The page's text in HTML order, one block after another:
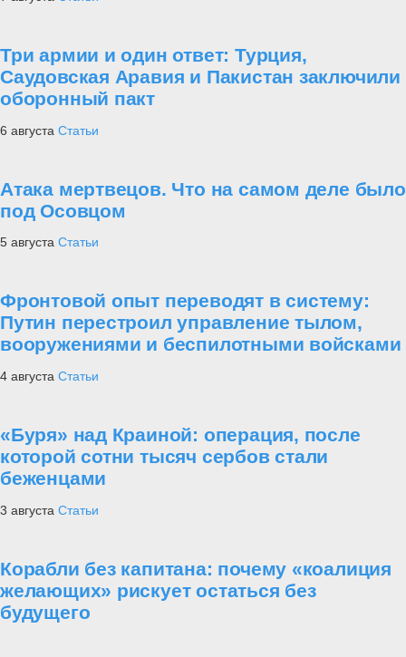
Три армии и один ответ: Турция,
Саудовская Аравия и Пакистан заключили
оборонный пакт
6 августа Статьи
Атака мертвецов. Что на самом деле было
под Осовцом
5 августа Статьи
Фронтовой опыт переводят в систему:
Путин перестроил управление тылом,
вооружениями и беспилотными войсками
4 августа Статьи
«Буря» над Краиной: операция, после
которой сотни тысяч сербов стали
беженцами
3 августа Статьи
Корабли без капитана: почему «коалиция
желающих» рискует остаться без
будущего